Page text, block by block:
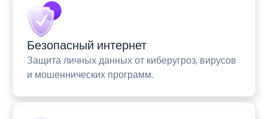
Безопасный интернет
Защита личных данных от киберугроз, вирусов
и мошеннических программ.